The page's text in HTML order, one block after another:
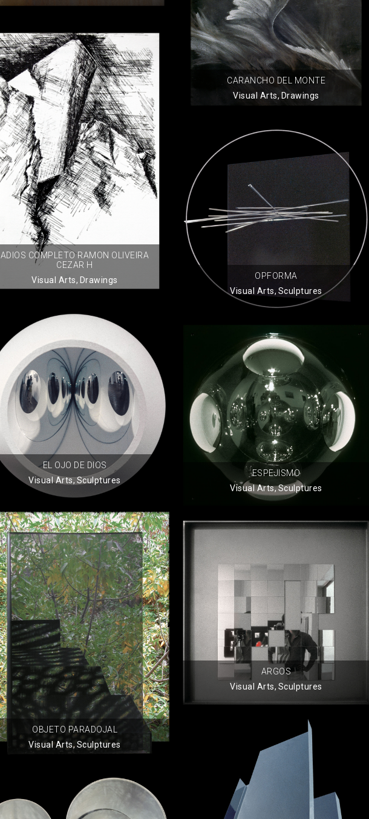
CARANCHO DEL MONTE
Visual Arts, Drawings
ADIOS COMPLETO RAMON OLIVEIRA
CEZAR H
Visual Arts, Drawings
OPFORMA
Visual Arts, Sculptures
EL OJO DE DIOS
Visual Arts,Sculptures
ESPEJISMO
Visual Arts,Sculptures
OBJETO PARADOJAL
Visual Arts,Sculptures
ARGOS
Visual Arts, Sculptures